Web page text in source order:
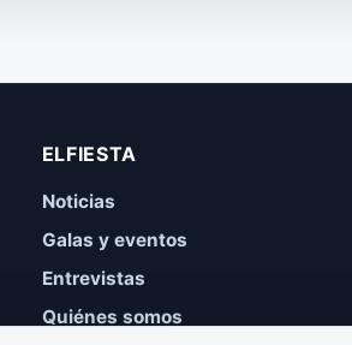
ELFIESTA
Noticias
Galas y eventos
Entrevistas
Quiénes somos